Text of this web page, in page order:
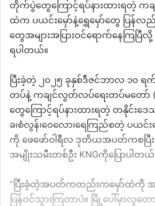
တိုက်ပွဲတွေကြောင့်ရပ်နားထားရတဲ့ ကခ
ထဲက ပယင်းမှော်နဲ့ရွှေမှော်တွေ ပြန်လ
တွေအများအပြားဝင်ရောက်နေကြပြီလို့
ရပါတယ်။
ပြီးခဲ့တဲ့ ၂၀၂၅ ခုနှစ်ဒီဇင်ဘာလ ၁၀ ရ
တပ်နဲ့ ကချင်လွတ်လပ်ရေးတပ်မတော်
တွေကြောင့်ရပ်နားထားရတဲ့ တနိုင်းဒ
ခ၊စံလွန်၊ဝေလော၊ရေကြည်စတဲ့ ပယင်း
ကို ဖေဖော်ဝါရီလ ဒုတိယအပတ်ကစပြီး
အမျိုးသမီးတစ်ဦး KNGကိုပြောပါတယ်
“ပြီးခဲ့တဲ့အပတ်ကတည်းကမှော်ထဲကို
ပြန်ဝင်သွားကြတာပဲ။ မြို့ပေါ်မှာလူတ